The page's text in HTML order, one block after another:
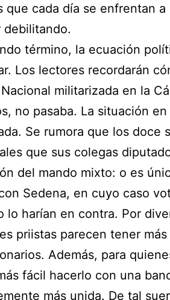
que cada día se enfrentan
debilitando.
término, la ecuación
Los lectores recordarán
militarizada en la
no pasaba. La situación
Se rumora que los doce
que sus colegas
del mando mixto: o es
Sedena, en cuyo caso
lo harían en contra. Por
priistas parecen tener
Además, para
fácil hacerlo con una
más unida. De tal